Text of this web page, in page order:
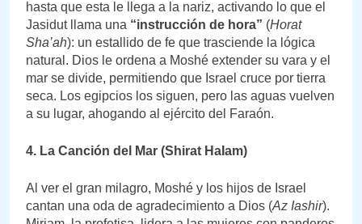
hasta que esta le llega a la nariz, activando lo que el
Jasidut llama una “instrucción de hora” (Horat
Sha’ah): un estallido de fe que trasciende la lógica
natural. Dios le ordena a Moshé extender su vara y el
mar se divide, permitiendo que Israel cruce por tierra
seca. Los egipcios los siguen, pero las aguas vuelven
a su lugar, ahogando al ejército del Faraón.
4. La Canción del Mar (Shirat HaIam)
Al ver el gran milagro, Moshé y los hijos de Israel
cantan una oda de agradecimiento a Dios (Az Iashir).